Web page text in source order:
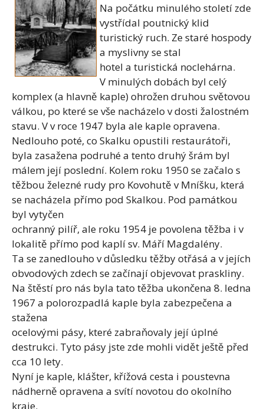
Na počátku minulého století zde
vystřídal poutnický klid
turistický ruch. Ze staré hospody
a myslivny se stal
hotel a turistická noclehárna.
V minulých dobách byl celý
komplex (a hlavně kaple) ohrožen druhou světovou
válkou, po které se vše nacházelo v dosti žalostném
stavu. V v roce 1947 byla ale kaple opravena.
Nedlouho poté, co Skalku opustili restaurátoři,
byla zasažena podruhé a tento druhý šrám byl
málem její poslední. Kolem roku 1950 se začalo s
těžbou železné rudy pro Kovohutě v Mníšku, která
se nacházela přímo pod Skalkou. Pod památkou
byl vytyčen
ochranný pilíř, ale roku 1954 je povolena těžba i v
lokalitě přímo pod kaplí sv. Máří Magdalény.
Ta se zanedlouho v důsledku těžby otřásá a v jejích
obvodových zdech se začínají objevovat praskliny.
Na štěstí pro nás byla tato těžba ukončena 8. ledna
1967 a polorozpadlá kaple byla zabezpečena a
stažena
ocelovými pásy, které zabraňovaly její úplné
destrukci. Tyto pásy jste zde mohli vidět ještě před
cca 10 lety.
Nyní je kaple, klášter, křížová cesta i poustevna
nádherně opravena a svítí novotou do okolního
kraje.